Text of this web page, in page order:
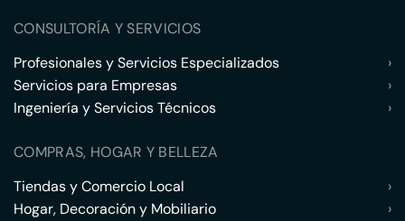
CONSULTORÍA Y SERVICIOS
Profesionales y Servicios Especializados
›
Servicios para Empresas
›
Ingeniería y Servicios Técnicos
›
COMPRAS, HOGAR Y BELLEZA
Tiendas y Comercio Local
›
Hogar, Decoración y Mobiliario
›